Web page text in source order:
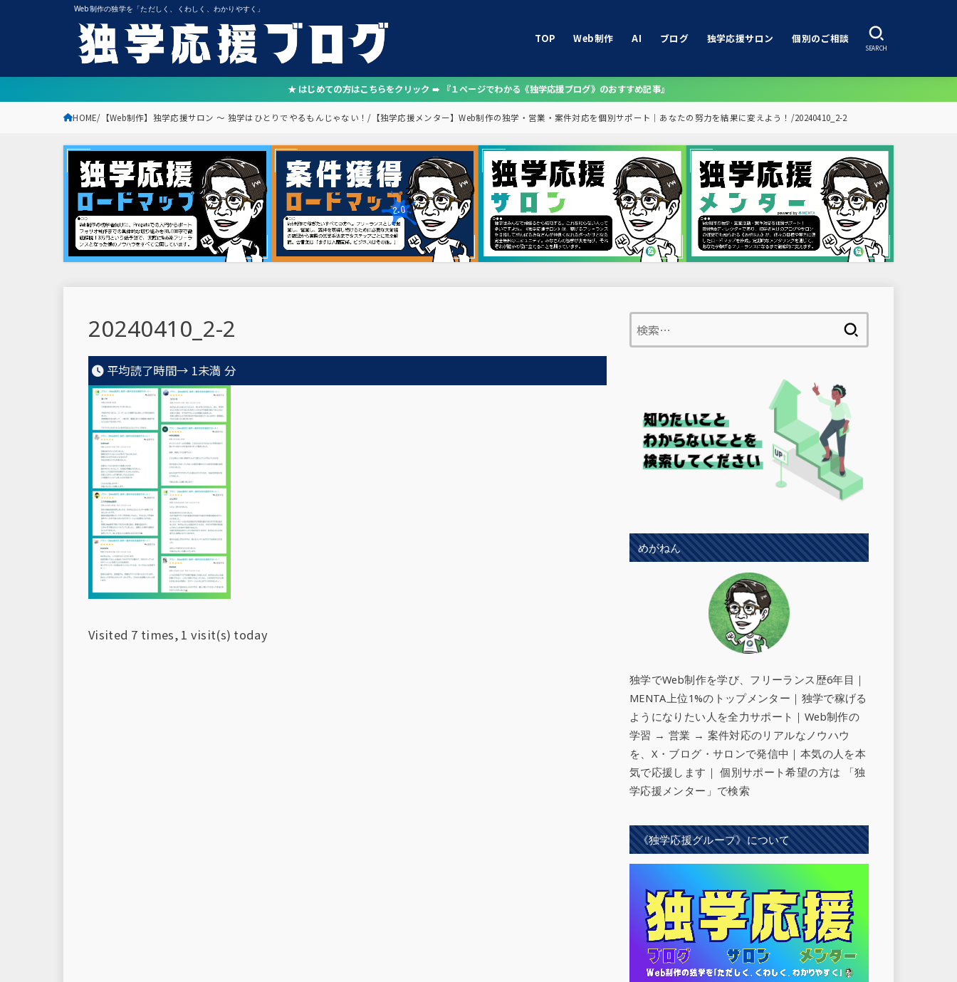
Web制作の独学を「ただしく、くわしく、わかりやすく」
TOP Web制作 AI ブログ 独学応援サロン 個別のご相談
SEARCH
★ はじめての方はこちらをクリック ➠ 『１ページでわかる《独学応援ブログ》のおすすめ記事』
HOME 【Web制作】独学応援サロン 〜 独学はひとりでやるもんじゃない！ 【独学応援メンター】Web制作の独学・営業・案件対応を個別サポート｜あなたの努力を結果に変えよう！ 20240410_2-2
20240410_2-2
平均読了時間→ 1未満 分
Visited 7 times, 1 visit(s) today
めがねん
独学でWeb制作を学び、フリーランス歴6年目｜
MENTA上位1%のトップメンター｜独学で稼げる
ようになりたい人を全力サポート ｜Web制作の
学習 → 営業 → 案件対応のリアルなノウハウ
を、X・ブログ・サロンで発信中｜本気の人を本
気で応援します｜ 個別サポート希望の方は 「独
学応援メンター」で検索
《独学応援グループ》について